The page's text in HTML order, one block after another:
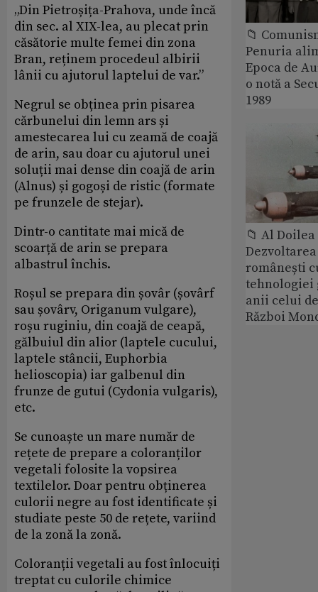
„Din Pietroșița-Prahova, unde încă
din sec. al XIX-lea, au plecat prin
căsătorie multe femei din zona
Bran, reținem procedeul albirii
lânii cu ajutorul laptelui de var.”
Negrul se obținea prin pisarea
cărbunelui din lemn ars și
amestecarea lui cu zeamă de coajă
de arin, sau doar cu ajutorul unei
soluții mai dense din coajă de arin
(Alnus) și gogoși de ristic (formate
pe frunzele de stejar).
Dintr-o cantitate mai mică de
scoarță de arin se prepara
albastrul închis.
Roșul se prepara din șovâr (șovârf
sau șovârv, Origanum vulgare),
roșu ruginiu, din coajă de ceapă,
gălbuiul din alior (laptele cucului,
laptele stâncii, Euphorbia
helioscopia) iar galbenul din
frunze de gutui (Cydonia vulgaris),
etc.
Se cunoaște un mare număr de
rețete de prepare a coloranților
vegetali folosite la vopsirea
textilelor. Doar pentru obținerea
culorii negre au fost identificate și
studiate peste 50 de rețete, variind
de la zonă la zonă.
Coloranții vegetali au fost înlocuiți
treptat cu culorile chimice
📁
Penuria
Epoca de
o notă a
1989
📁 Al
românești
tehnologiei
anii celui
Război